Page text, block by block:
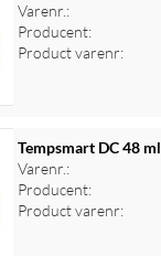
Log
Varenr.:
Producent:
Product varenr:
Log
Tempsmart DC 48
Varenr.:
Producent:
Product varenr: